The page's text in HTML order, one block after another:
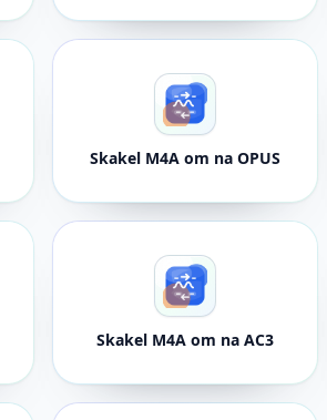
Skakel M4A om na OPUS
Skakel M4A om na AC3